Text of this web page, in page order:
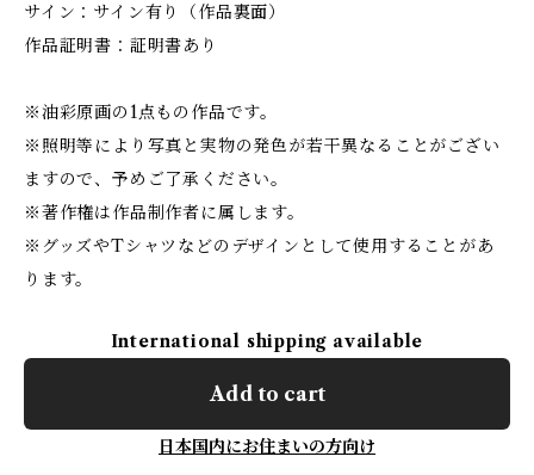
サイン：サイン有り（作品裏面）
作品証明書：証明書あり
※油彩原画の1点もの作品です。
※照明等により写真と実物の発色が若干異なることがござい
ますので、予めご了承ください。
※著作権は作品制作者に属します。
※グッズやTシャツなどのデザインとして使用することがあ
ります。
International shipping available
Add to cart
日本国内にお住まいの方向け